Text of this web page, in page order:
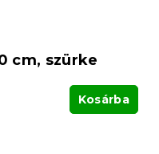
cm, szürke
Kosárba